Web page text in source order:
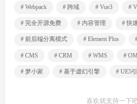
# Webpack # 跨域 # Vue3 #
# 完全开源免费 # 内容管理 # 快
# 前后端分离模式 # Element Plus
# CMS # CRM # WMS #
# 梦小家 # 基于虚幻引擎 # UE5
喜欢就支持一下